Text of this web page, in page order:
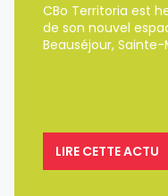
CBo Territoria est
de son nouvel
Beauséjour, Sainte-
LIRE CETTE ACTU